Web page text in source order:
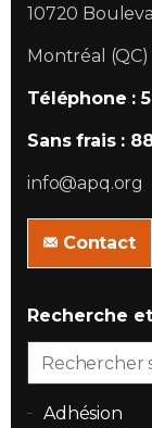
10720
Montréal (QC)
Téléphone :
Sans frais :
info@apq.org
Contact
Recherche
Adhésion